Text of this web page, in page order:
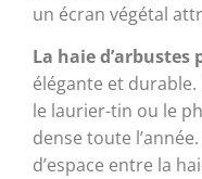
un écran végétal
La haie d’arbustes
élégante et durable.
le laurier-tin ou le
dense toute
d’espace entre la